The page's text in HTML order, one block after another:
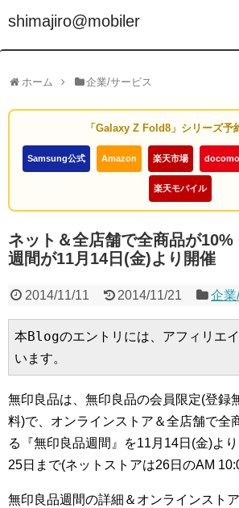
shimajiro@mobiler
ホーム 企業/サービス
「Galaxy Z Fold8」シリーズ予
Samsung公式 Amazon 楽天市場 docomo
楽天モバイル
ネット＆全店舗で全商品が
週間が11月14日(金)より開催
2014/11/11 2014/11/21 企業
本Blogのエントリには、アフィリエ
います。
無印良品は、無印良品の会員限定(登録
料)で、オンラインストア＆全店舗で全
る『無印良品週間』を11月14日(金)よ
25日まで(ネットストアは26日のAM
無印良品週間の詳細＆オンラインスト